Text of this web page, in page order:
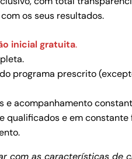
os seus resultados.
inicial gratuita.
programa prescrito
e acompanhamento
qualificados e em constante
com as características de